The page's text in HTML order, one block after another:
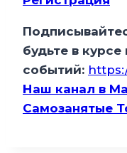
будьте в курсе
событий:
Наш канал в
Самозанятые